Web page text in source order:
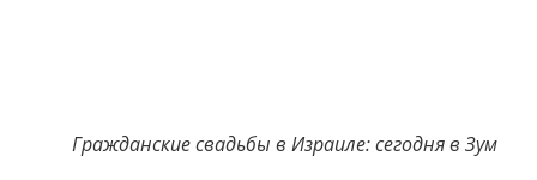
Гражданские свадьбы в Израиле: сегодня в Зум